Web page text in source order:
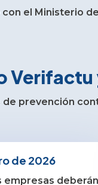
el Ministerio
Verifactu
de prevención
de 2026
empresas deberán